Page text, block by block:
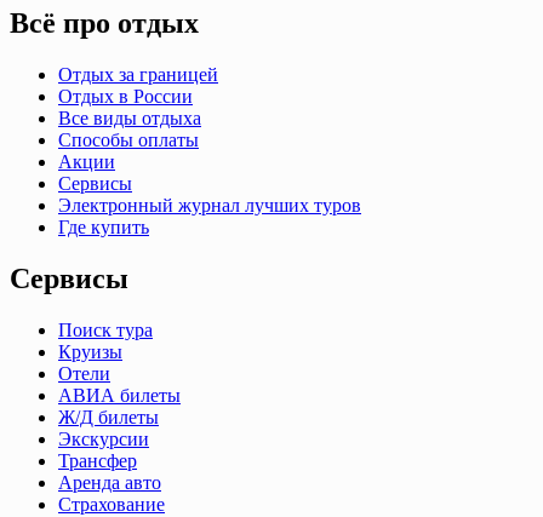
Всё про отдых
Отдых за границей
Отдых в России
Все виды отдыха
Способы оплаты
Акции
Сервисы
Электронный журнал лучших туров
Где купить
Сервисы
Поиск тура
Круизы
Отели
АВИА билеты
Ж/Д билеты
Экскурсии
Трансфер
Аренда авто
Страхование